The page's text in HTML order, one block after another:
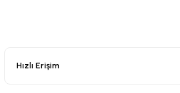
Hızlı Erişim